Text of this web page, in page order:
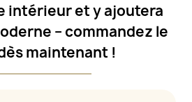
intérieur et y ajoutera
– commandez le
maintenant !